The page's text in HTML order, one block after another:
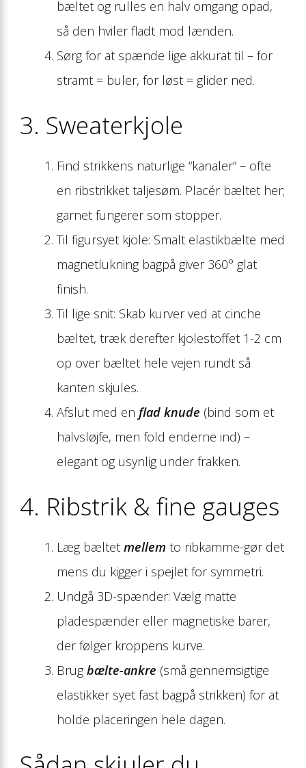
bæltet og rulles en halv omgang opad,
så den hviler fladt mod lænden.
Sørg for at spænde lige akkurat til – for
stramt = buler, for løst = glider ned.
3. Sweaterkjole
Find strikkens naturlige “kanaler” – ofte
en ribstrikket taljesøm. Placér bæltet her;
garnet fungerer som stopper.
Til figursyet kjole: Smalt elastikbælte med
magnetlukning bagpå giver 360° glat
finish.
Til lige snit: Skab kurver ved at cinche
bæltet, træk derefter kjolestoffet 1-2 cm
op over bæltet hele vejen rundt så
kanten skjules.
Afslut med en flad knude (bind som et
halvsløjfe, men fold enderne ind) –
elegant og usynlig under frakken.
4. Ribstrik & fine gauges
Læg bæltet mellem to ribkamme-gør det
mens du kigger i spejlet for symmetri.
Undgå 3D-spænder: Vælg matte
pladespænder eller magnetiske barer,
der følger kroppens kurve.
Brugbælte-ankre (små gennemsigtige
elastikker syet fast bagpå strikken) for at
holde placeringen hele dagen.